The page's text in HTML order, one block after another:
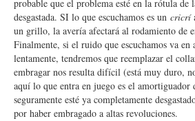
probable que el problema esté en la rótula de
desgastada. SI lo que escuchamos es un cricrí
un grillo, la avería afectará al rodamiento de
Finalmente, si el ruido que escuchamos va en
lentamente, tendremos que reemplazar el
embragar nos resulta difícil (está muy duro,
aquí lo que entra en juego es el amortiguador
seguramente esté ya completamente
por haber embragado a altas revoluciones.